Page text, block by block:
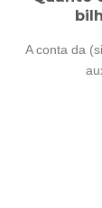
A conta da